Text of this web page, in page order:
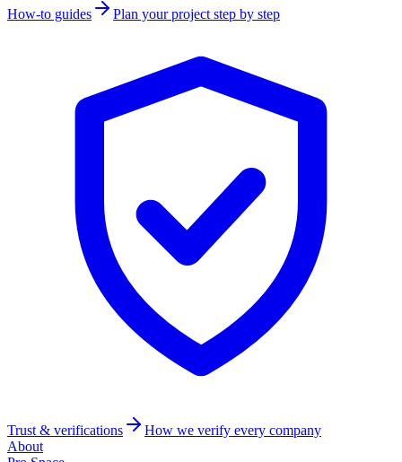
How-to guides Plan your project step by step
Trust & verifications
How we verify every company
About